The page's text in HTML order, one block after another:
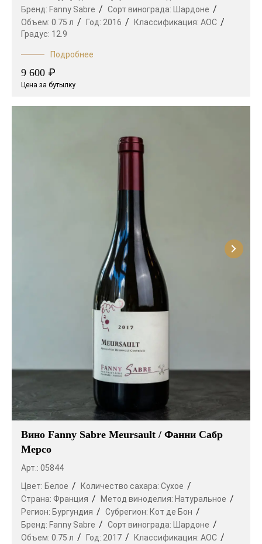
Бренд: Fanny Sabre Сорт винограда: Шардоне
Объем: 0.75 л Год: 2016 Классификация: AOC
Градус: 12.9
Подробнее
9 600 ₽
Цена за бутылку
Вино Fanny Sabre Meursault / Фанни Сабр
Мерсо
Арт.: 05844
Цвет: Белое Количество сахара: Сухое
Страна: Франция Метод виноделия: Натуральное
Регион: Бургундия Субрегион: Кот де Бон
Бренд: Fanny Sabre Сорт винограда:
Шардоне
Объем: 0.75 л Год: 2017 Классификация: AOC